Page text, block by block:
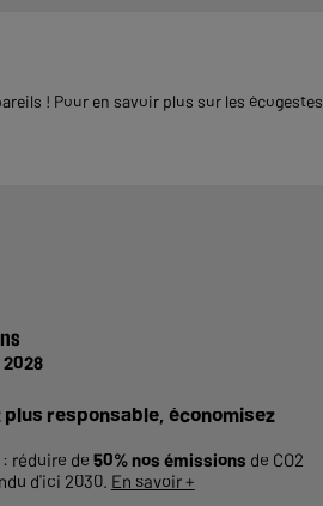
! Pour en savoir plus sur les écogestes
plus responsable, économisez
réduire de 50% nos émissions de CO2
d'ici 2030. En savoir +